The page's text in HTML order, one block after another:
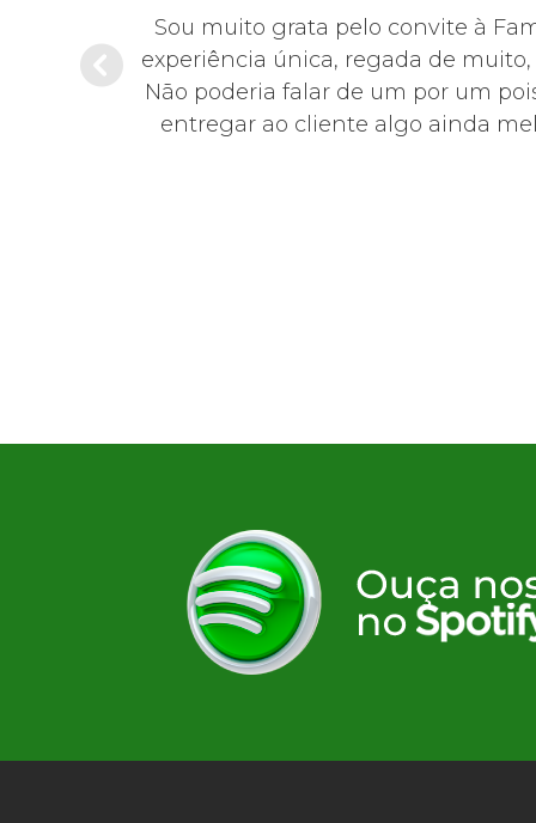
da
Sou muito grata pelo convite à
experiência única, regada de
Não poderia falar de um por um
entregar ao cliente algo ainda